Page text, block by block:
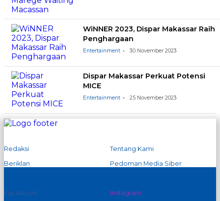
WiNNER 2023, Dispar Makassar Raih
Penghargaan
Entertainment 30 November 2023
Dispar Makassar Perkuat Potensi
MICE
Entertainment 25 November 2023
Redaksi
Tentang Kami
Beriklan
Pedoman Media Siber
Facebook
Instagram